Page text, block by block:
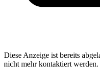
Diese Anzeige ist bereits
nicht mehr kontaktiert werden.